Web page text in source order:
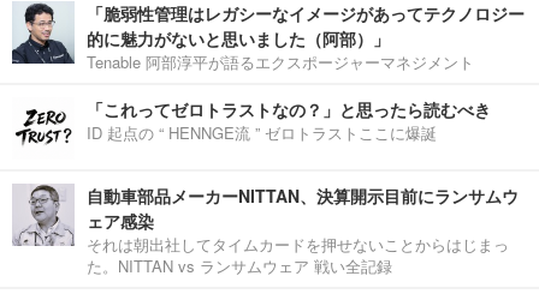
「脆弱性管理はレガシーなイメージがあってテクノロジー
的に魅力がないと思いました（阿部）」
Tenable 阿部淳平が語るエクスポージャーマネジメント
「これってゼロトラストなの？」と思ったら読むべき
ID 起点の “ HENNGE流 ” ゼロトラストここに爆誕
自動車部品メーカーNITTAN、決算開示目前にランサムウ
ェア感染
それは朝出社してタイムカードを押せないことからはじまっ
た。NITTAN vs ランサムウェア 戦い全記録